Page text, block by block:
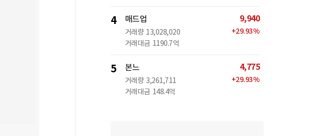
4 매드업
거래량 13,028,020
거래대금 1190.7억
9,940
+29.93%
5 본느
거래량 3,261,711
거래대금 148.4억
4,775
+29.93%